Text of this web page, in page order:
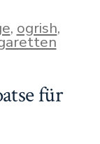
, ogrish,
für